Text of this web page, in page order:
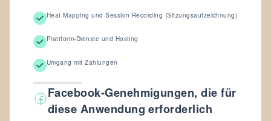
Heat Mapping und Session Recording (Sitzungsaufzeichnung)
Plattform-Dienste und Hosting
Umgang mit Zahlungen
Facebook-Genehmigungen, die für
diese Anwendung erforderlich